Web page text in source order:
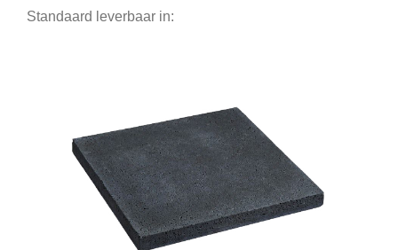
Standaard leverbaar in: